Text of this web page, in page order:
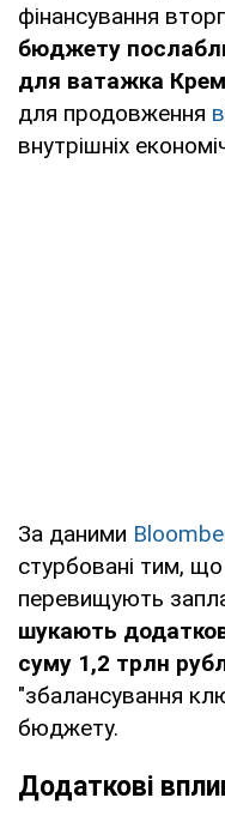
фінансування
бюджету
для ватажка
для продовження
внутрішніх
За даними
стурбовані тим, що
перевищують
шукають
суму 1,2 трлн
"збалансування
бюджету.
Додаткові